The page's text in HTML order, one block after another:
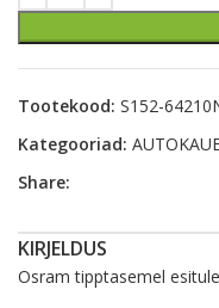
Tootekood: S152-
Kategooriad:
Share:
KIRJELDUS
Osram tipptasemel